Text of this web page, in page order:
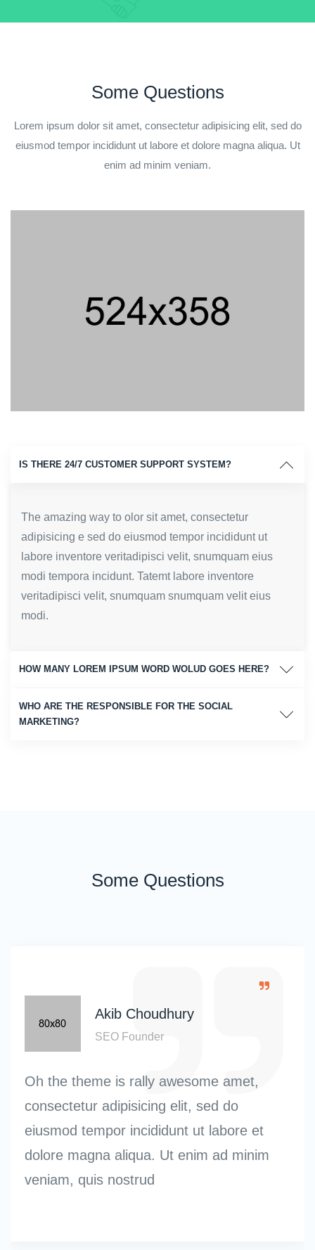
Some Questions
Lorem ipsum dolor sit amet, consectetur adipisicing elit, sed do
eiusmod tempor incididunt ut labore et dolore magna aliqua. Ut
enim ad minim veniam.
IS THERE 24/7 CUSTOMER SUPPORT SYSTEM?
The amazing way to olor sit amet, consectetur
adipisicing e sed do eiusmod tempor incididunt ut
labore inventore veritadipisci velit, snumquam eius
modi tempora incidunt. Tatemt labore inventore
veritadipisci velit, snumquam snumquam velit eius
modi.
HOW MANY LOREM IPSUM WORD WOLUD GOES HERE?
WHO ARE THE RESPONSIBLE FOR THE SOCIAL
MARKETING?
Some Questions
Akib Choudhury
SEO Founder
Oh the theme is rally awesome amet,
consectetur adipisicing elit, sed do
eiusmod tempor incididunt ut labore et
dolore magna aliqua. Ut enim ad minim
veniam, quis nostrud